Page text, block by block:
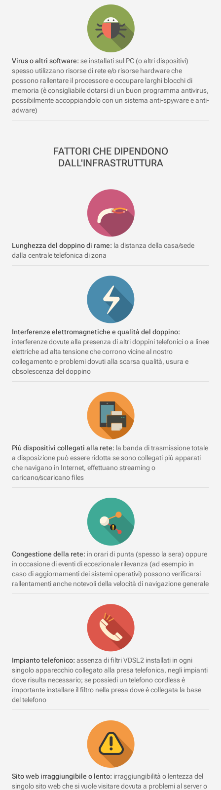
Virus o altri software: se installati sul PC (o altri dispositivi)
spesso utilizzano risorse di rete e/o risorse hardware che
possono rallentare il processore e occupare larghi blocchi di
memoria (è consigliabile dotarsi di un buon programma antivirus,
possibilmente accoppiandolo con un sistema anti-spyware e anti-
adware)
FATTORI CHE DIPENDONO
DALL'INFRASTRUTTURA
Lunghezza del doppino di rame: la distanza della casa/sede
dalla centrale telefonica di zona
Interferenze elettromagnetiche e qualità del doppino:
interferenze dovute alla presenza di altri doppini telefonici o a linee
elettriche ad alta tensione che corrono vicine al nostro
collegamento e problemi dovuti alla scarsa qualità, usura e
obsolescenza del doppino
Più dispositivi collegati alla rete: la banda di trasmissione totale
a disposizione può essere ridotta se sono collegati più apparati
che navigano in Internet, effettuano streaming o
caricano/scaricano files
Congestione della rete: in orari di punta (spesso la sera) oppure
in occasione di eventi di eccezionale rilevanza (ad esempio in
caso di aggiornamenti dei sistemi operativi) possono verificarsi
rallentamenti anche notevoli della velocità di navigazione generale
Impianto telefonico: assenza di filtri VDSL2 installati in ogni
singolo apparecchio collegato alla presa telefonica, negli impianti
dove risulta necessario; se possiedi un telefono cordless è
importante installare il filtro nella presa dove è collegata la base
del telefono
Sito web irraggiungibile o lento: irraggiungibilità o lentezza del
singolo sito web che si vuole visitare dovuta a problemi al server o